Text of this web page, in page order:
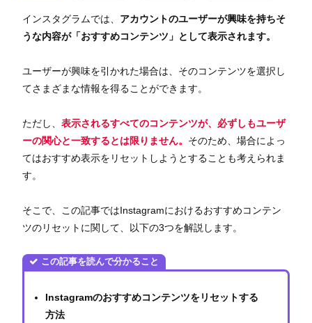
インスタグラムでは、 アカウントのユーザーが興味を持ちそ
うな内容が「おすすめコンテンツ」として表示されます。
ユーザーが興味を引かれた場合は、そのコンテンツを選択し
てさまざまな情報を得ることができます。
ただし、 表示されるすべてのコンテンツが、必ずしもユーザ
ーの関心と一致するとは限りません。 そのため、場合によっ
てはおすすめ表示をリセットしようとすることも考えられま
す。
そこで、この記事ではInstagramにおけるおすすめコンテン
ツのリセットに関して、以下の3つを解説します。
この記事を読んで分かること
Instagramのおすすめコンテンツをリセットする
方法